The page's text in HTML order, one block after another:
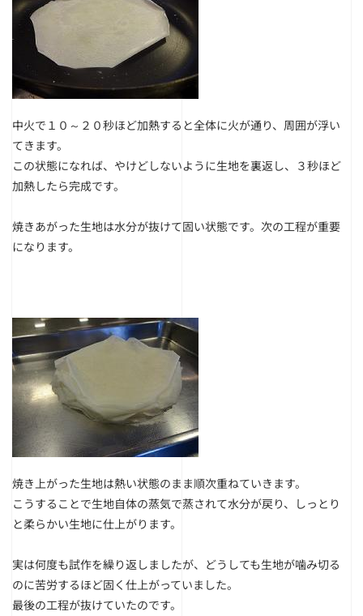
中火で１０～２０秒ほど加熱すると全体に火が通り、周囲が浮い
てきます。
この状態になれば、やけどしないように生地を裏返し、３秒ほど
加熱したら完成です。
焼きあがった生地は水分が抜けて固い状態です。次の工程が重要
になります。
焼き上がった生地は熱い状態のまま順次重ねていきます。
こうすることで生地自体の蒸気で蒸されて水分が戻り、しっとり
と柔らかい生地に仕上がります。
実は何度も試作を繰り返しましたが、どうしても生地が噛み切る
のに苦労するほど固く仕上がっていました。
最後の工程が抜けていたのです。